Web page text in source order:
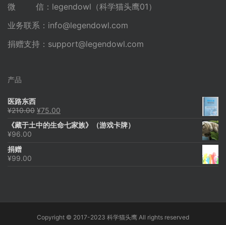
微 信：legendowl（科学猫头鹰01）
业务联系： info@legendowl.com
捐赠支持： support@legendowl.com
产品
医路东西
¥210.00 原
为：
¥75.00
价
《藏于土中的生命七家族》（游戏卡牌）
¥96.00
捐赠
¥99.00
Copyright © 2017-2023 科学猫头鹰 All rights reserved